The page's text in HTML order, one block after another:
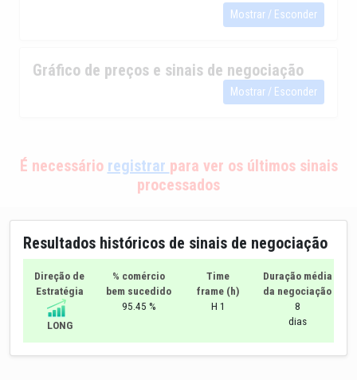
Mostrar / Esconder
Gráfico de preços e sinais de negociação
Mostrar / Esconder
É necessário registrar para ver os últimos sinais
processados
Resultados históricos de sinais de negociação
Direção de
Estratégia
LONG
% comércio
bem sucedido
95.45 %
Time
frame (h)
H 1
Duração média
da negociação
8
dias